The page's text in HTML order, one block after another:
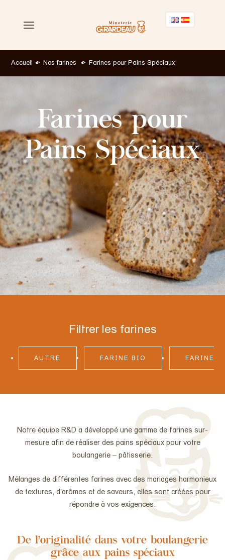
Nos farines
Nos services
Nos engagements
Qui sommes-nous ?
Contactez-nous
Accueil Nos farines Farines pour Pains Spéciaux
Farines pour
Pains Spéciaux
Filtrer les farines
AUTRE FARINE BIO FARINE
Notre équipe R&D a développé une gamme de farines sur-
mesureafin de réaliser des pains spéciaux pour votre
boulangerie – pâtisserie.
Mélanges de différentes farines avec des mariages harmonieux
de textures, d’arômes et de saveurs, elles sont créées pour
répondre à vos exigences.
De l’originalité dans votre boulangerie
grâce aux pains spéciaux